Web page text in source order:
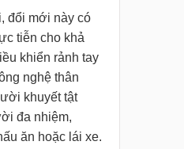
đổi mới này có
tiễn cho khả
khiển rảnh tay
nghệ thân
khuyết tật
đa nhiệm,
ăn hoặc lái xe.